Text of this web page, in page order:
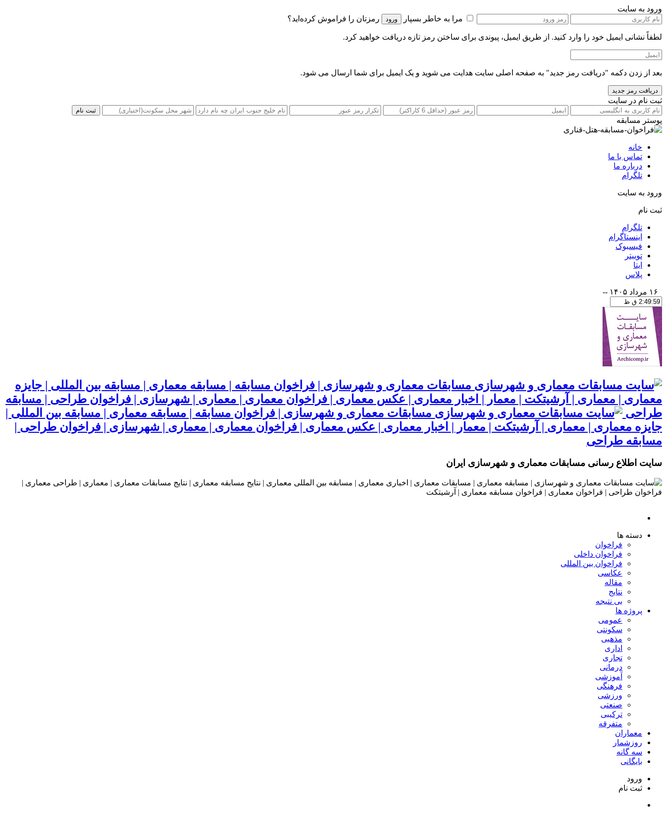
ورود به سایت
مرا به خاطر بسپار
رمزتان را فراموش کرده‌اید؟
لطفاً نشانی ایمیل خود را‌ وارد کنید. از طریق ایمیل، پیوندی برای ساختن رمز تازه دریافت خواهید کرد.
بعد از زدن دکمه "دریافت رمز جدید" به صفحه اصلی سایت هدایت می شوید و یک ایمیل برای شما ارسال می شود.
ثبت نام در سایت
پوستر مسابقه
خانه
تماس با ما
درباره ما
تلگرام
ورود به سایت
ثبت نام
تلگرام
اینستاگرام
فیسبوک
توییتر
ایتا
پلاس
۱۶ مرداد ۱۴۰۵ --
مسابقات معماری و شهرسازی | فراخوان مسابقه | مسابقه معماری | مسابقه بین المللی | جایزه
معماری | معماری | آرشیتکت | معمار | اخبار معماری | عکس معماری | فراخوان معماری | معماری | شهرسازی | فراخوان طراحی | مسابقه
طراحی
مسابقات معماری و شهرسازی | فراخوان مسابقه | مسابقه معماری | مسابقه بین المللی |
جایزه معماری | معماری | آرشیتکت | معمار | اخبار معماری | عکس معماری | فراخوان معماری | معماری | شهرسازی | فراخوان طراحی |
مسابقه طراحی
سایت اطلاع رسانی مسابقات معماری و شهرسازی ایران
دسته ها
فراخوان
فراخوان داخلی
فراخوان بین المللی
عکاسی
مقاله
نتایج
بی نتیجه
پروژه ها
عمومی
سکونتی
مذهبی
اداری
تجاری
درمانی
آموزشی
فرهنگی
ورزشی
صنعتی
ترکیبی
متفرقه
معماران
روزشمار
سه گانه
بایگانی
ورود
ثبت نام